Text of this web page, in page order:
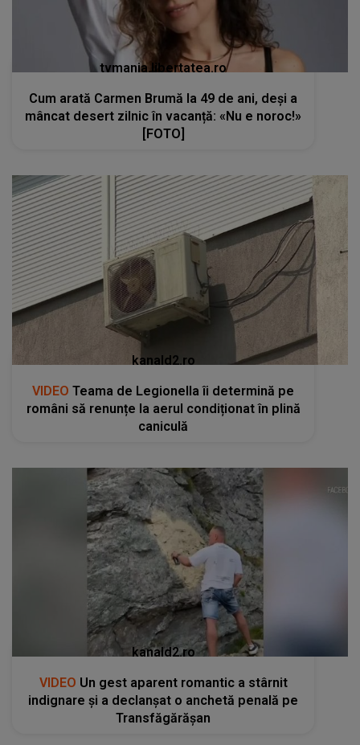
tvmania.libertatea.ro
Cum arată Carmen Brumă la 49 de ani, deși a
mâncat desert zilnic în vacanță: «Nu e noroc!»
[FOTO]
kanald2.ro
VIDEO Teama de Legionella îi determină pe
români să renunțe la aerul condiționat în plină
caniculă
kanald2.ro
VIDEO Un gest aparent romantic a stârnit
indignare și a declanșat o anchetă penală pe
Transfăgărășan